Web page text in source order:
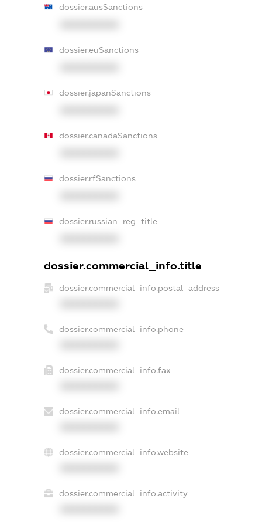
dossier.ausSanctions
dossier.euSanctions
dossier.japanSanctions
dossier.canadaSanctions
dossier.rfSanctions
dossier.russian_reg_title
dossier.commercial_info.title
dossier.commercial_info.postal_address
dossier.commercial_info.phone
dossier.commercial_info.fax
dossier.commercial_info.email
dossier.commercial_info.website
dossier.commercial_info.activity